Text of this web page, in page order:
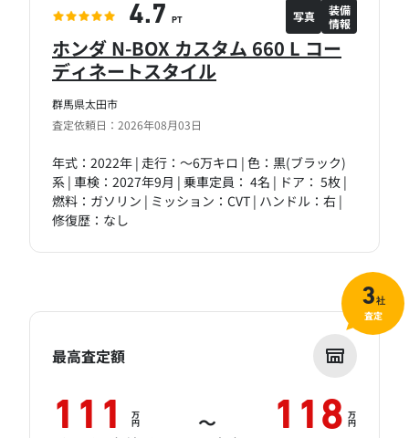
群馬県太田市
査定依頼日：2026年08月03日
ホンダ N-BOX カスタム 660 L コー
ディネートスタイル
年式：2022年 | 走行：～6万キロ | 色：黒(ブラック)
系 | 車検：2027年9月 | 乗車定員： 4名 | ドア： 5枚 |
燃料：ガソリン | ミッション：CVT | ハンドル：右 |
修復歴：なし
4.7 PT 写真
装備
情報
最高査定額
111 万
円 ～ 118 万
円
3社
査定